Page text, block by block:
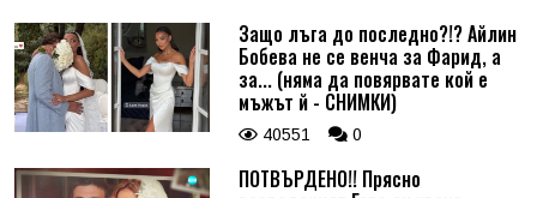
Защо лъга до последно?!? Айлин
Бобева не се венча за Фарид, а
за... (няма да повярвате кой е
мъжът й - СНИМКИ)
40551 0
ПОТВЪРДЕНО!! Прясно